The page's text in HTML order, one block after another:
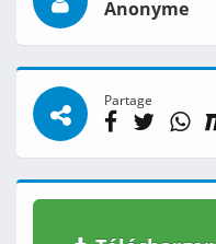
Anonyme
Partage